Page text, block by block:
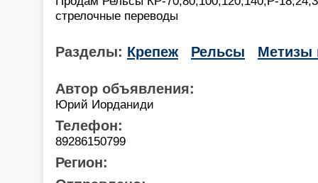
стрелочные переводы
Разделы: Крепеж Рельсы Метизы
Автор объявления:
Юрий Иорданиди
Телефон:
89286150799
Регион: